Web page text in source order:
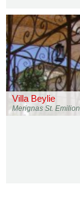
Villa Beylie
Merignas St. Emilion